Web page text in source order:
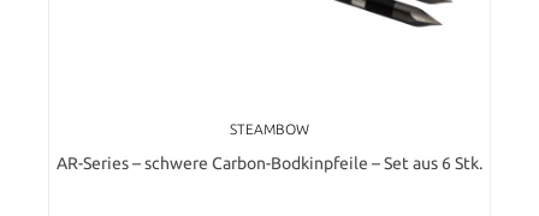
STEAMBOW
AR-Series – schwere Carbon-Bodkinpfeile – Set aus 6 Stk.